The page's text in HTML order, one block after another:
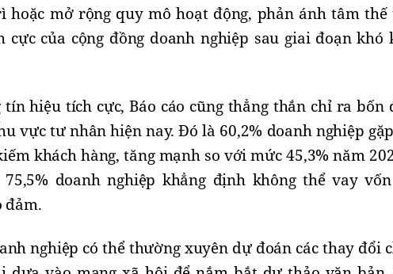
hoặc mở rộng quy mô hoạt động, phản ánh tâm thế
cực của cộng đồng doanh nghiệp sau giai đoạn khó
tín hiệu tích cực, Báo cáo cũng thẳng thắn chỉ ra bốn
vực tư nhân hiện nay. Đó là 60,2% doanh nghiệp
khách hàng, tăng mạnh so với mức 45,3% năm
75,5% doanh nghiệp khẳng định không thể vay
đảm.
nghiệp có thể thường xuyên dự đoán các thay đổi